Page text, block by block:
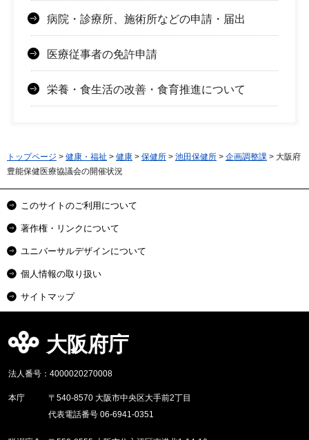
病院・診療所、施術所などの申請・届出
医療従事者の免許申請
栄養・食生活の改善・食育推進について
トップページ > 健康・福祉 > 健康 > 保健所 > 池田保健所 > 企画調整課 > 大阪府
豊能保健医療協議会の開催状況
このサイトのご利用について
著作権・リンクについて
ユニバーサルデザインについて
個人情報の取り扱い
サイトマップ
大阪府庁
法人番号：4000020270008
本庁
〒540-8570 大阪市中央区大手前2丁目
代表電話番号 06-6941-0351